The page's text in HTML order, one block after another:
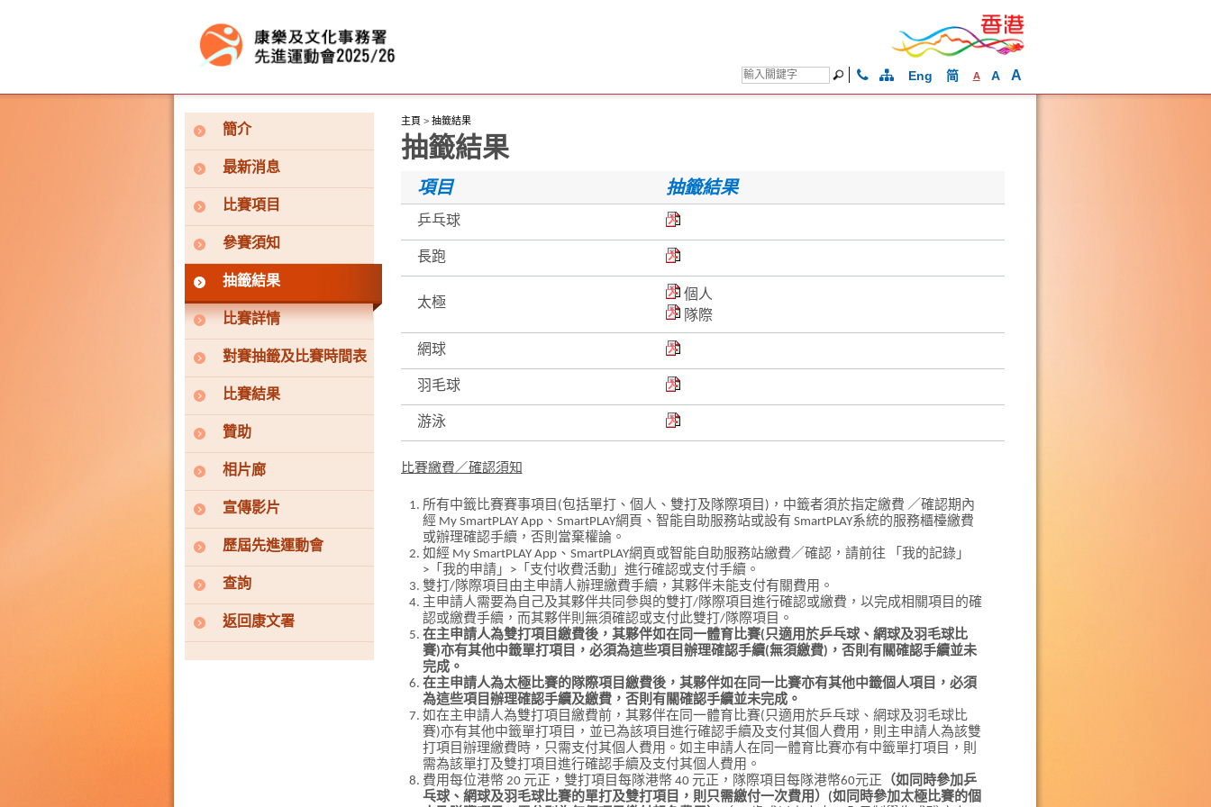
Eng 简 A A A
按“Tab”進入菜單
簡介
最新消息
比賽項目
參賽須知
抽籤結果
比賽詳情
對賽抽籤及比賽時間表
比賽結果
贊助
相片廊
宣傳影片
歷屆先進運動會
查詢
返回康文署
主頁 > 抽籤結果
抽籤結果
項目 抽籤結果
乒乓球
長跑
太極
個人
隊際
網球
羽毛球
游泳
比賽繳費／確認須知
所有中籤比賽賽事項目(包括單打、個人、雙打及隊際項目)，中籤者須於指定繳費 ／確認期內
經 My SmartPLAY App、SmartPLAY網頁、智能自助服務站或設有 SmartPLAY系統的服務櫃檯繳費
或辦理確認手續，否則當棄權論。
如經 My SmartPLAY App、SmartPLAY網頁或智能自助服務站繳費／確認，請前往 「我的記錄」
>「我的申請」>「支付收費活動」進行確認或支付手續。
雙打/隊際項目由主申請人辦理繳費手續，其夥伴未能支付有關費用。
主申請人需要為自己及其夥伴共同參與的雙打/隊際項目進行確認或繳費，以完成相關項目的確
認或繳費手續，而其夥伴則無須確認或支付此雙打/隊際項目。
在主申請人為雙打項目繳費後，其夥伴如在同一體育比賽(只適用於乒乓球、網球及羽毛球比
賽)亦有其他中籤單打項目，必須為這些項目辦理確認手續(無須繳費)，否則有關確認手續並未
完成。
在主申請人為太極比賽的隊際項目繳費後，其夥伴如在同一比賽亦有其他中籤個人項目，必須
為這些項目辦理確認手續及繳費，否則有關確認手續並未完成。
如在主申請人為雙打項目繳費前，其夥伴在同一體育比賽(只適用於乒乓球、網球及羽毛球比
賽)亦有其他中籤單打項目，並已為該項目進行確認手續及支付其個人費用，則主申請人為該雙
打項目辦理繳費時，只需支付其個人費用。如主申請人在同一體育比賽亦有中籤單打項目，則
需為該單打及雙打項目進行確認手續及支付其個人費用。
費用每位港幣 20 元正，雙打項目每隊港幣 40 元正，隊際項目每隊港幣60元正 （如同時參加乒
乓球、網球及羽毛球比賽的單打及雙打項目，則只需繳付一次費用）(如同時參加太極比賽的個